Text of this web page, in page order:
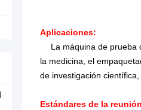
Aplicaciones:
La máquina de prueba
la medicina, el
de investigación
Estándares de la